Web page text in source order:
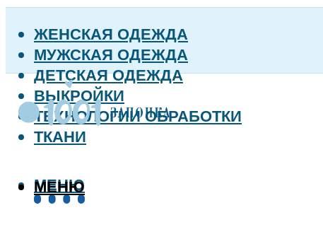
ЖЕНСКАЯ ОДЕЖДА
МУЖСКАЯ ОДЕЖДА
ДЕТСКАЯ ОДЕЖДА
ВЫКРОЙКИ
ТЕХНОЛОГИИ ОБРАБОТКИ
ТКАНИ
МЕНЮ
МЕНЮ